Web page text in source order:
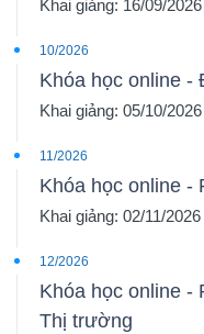
Khai giảng: 16/09/
10/2026
Khóa học online -
Khai giảng: 05/10/
11/2026
Khóa học online -
Khai giảng: 02/11/
12/2026
Khóa học online -
Thị trường